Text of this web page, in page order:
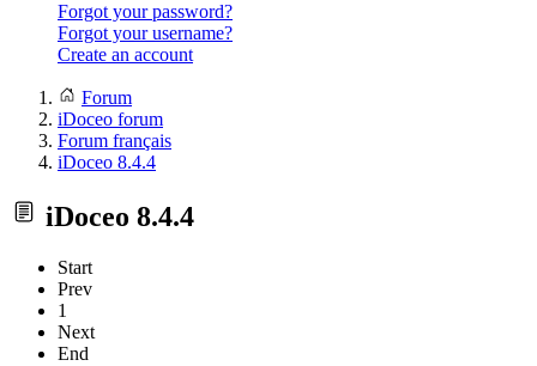
Forgot your password?
Forgot your username?
Create an account
Forum
iDoceo forum
Forum français
iDoceo 8.4.4
iDoceo 8.4.4
Start
Prev
1
Next
End